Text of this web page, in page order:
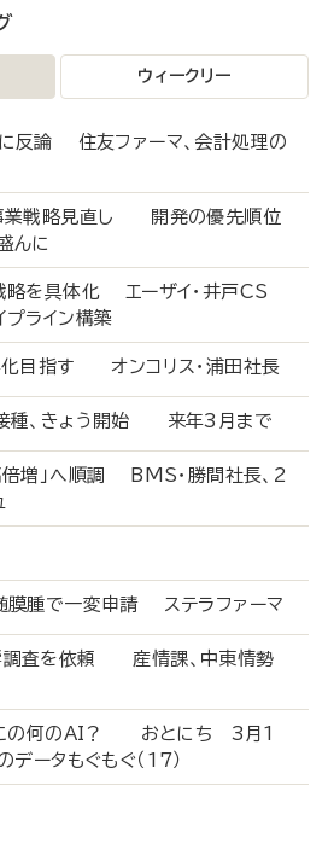
ウィークリー
反論 住友ファーマ、会計処理の
事業戦略見直し 開発の優先順位
んに
略を具体化 エーザイ・井戸CS
プライン構築
目指す オンコリス・浦田社長
接種、きょう開始 来年3月まで
倍増」へ順調 BMS・勝間社長、2
膜腫で一変申請 ステラファーマ
調査を依頼 産情課、中東情勢
この何のAI？ おとにち 3月1
ータもぐもぐ（17）